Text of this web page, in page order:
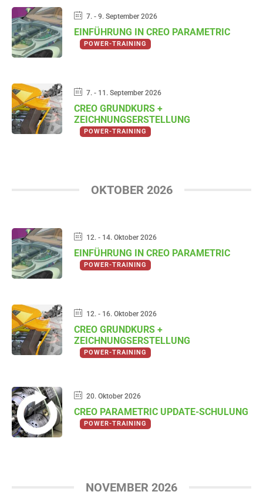
7. - 9. September 2026
EINFÜHRUNG IN CREO PARAMETRIC
POWER-TRAINING
7. - 11. September 2026
CREO GRUNDKURS +
ZEICHNUNGSERSTELLUNG
POWER-TRAINING
OKTOBER 2026
12. - 14. Oktober 2026
EINFÜHRUNG IN CREO PARAMETRIC
POWER-TRAINING
12. - 16. Oktober 2026
CREO GRUNDKURS +
ZEICHNUNGSERSTELLUNG
POWER-TRAINING
20. Oktober 2026
CREO PARAMETRIC UPDATE-SCHULUNG
POWER-TRAINING
NOVEMBER 2026